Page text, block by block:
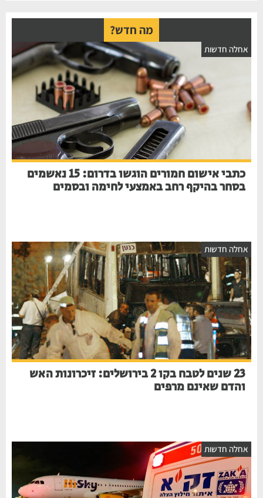
מה חדש?
חדשות
כתבי אישום חמורים הוגשו בדרום: 15 נאשמים
בסחר בהיקף רחב באמצעי לחימה ובסמים
חדשות
23 שנים לטבח בקו 2 בירושלים: זיכרונות האש
והדם שאינם מרפים
חדשות